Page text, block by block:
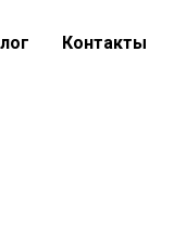
Контакты